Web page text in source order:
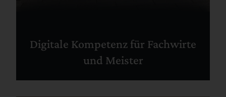
Digitale Kompetenz für Fachwirte
und Meister